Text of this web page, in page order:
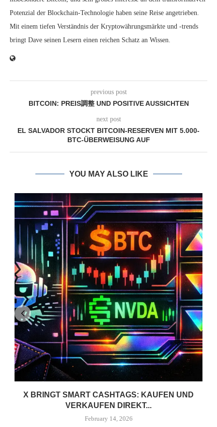
Potenzial der Blockchain-Technologie haben seine Reise angetrieben.
Mit einem tiefen Verständnis der Kryptowährungsmärkte und -trends
bringt Dave seinen Lesern einen reichen Schatz an Wissen.
previous post
BITCOIN: PREIS調整 UND POSITIVE AUSSICHTEN
next post
EL SALVADOR STOCKT BITCOIN-RESERVEN MIT 5.000-
BTC-ÜBERWEISUNG AUF
YOU MAY ALSO LIKE
X BRINGT SMART CASHTAGS: KAUFEN UND
VERKAUFEN DIREKT...
February 14, 2026